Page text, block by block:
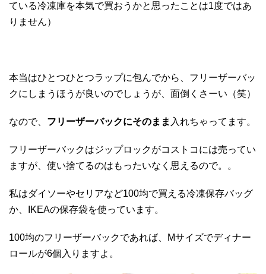
ている冷凍庫を本気で買おうかと思ったことは1度ではあ
りません）
本当はひとつひとつラップに包んでから、フリーザーバッ
クにしまうほうが良いのでしょうが、面倒くさーい（笑）
なので、 フリーザーバックにそのまま 入れちゃってます。
フリーザーバックはジップロックがコストコには売ってい
ますが、使い捨てるのはもったいなく思えるので。。
私はダイソーやセリアなど100均で買える冷凍保存バッグ
か、IKEAの保存袋を使っています。
100均のフリーザーバックであれば、Mサイズでディナー
ロールが6個入りますよ。